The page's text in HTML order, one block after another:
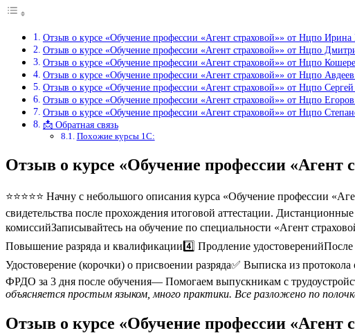
Отзыв о курсе «Обучение профессии «Агент страховой»» от Нцпо Ирина
Отзыв о курсе «Обучение профессии «Агент страховой»» от Нцпо
Отзыв о курсе «Обучение профессии «Агент страховой»» от Нцпо
Отзыв о курсе «Обучение профессии «Агент страховой»» от Нцпо
Отзыв о курсе «Обучение профессии «Агент страховой»» от Нцпо
Отзыв о курсе «Обучение профессии «Агент страховой»» от Нцпо
Отзыв о курсе «Обучение профессии «Агент страховой»» от Нцпо
📩 Обратная связь
Похожие курсы 1С:
Отзыв о курсе «Обучение профессии
⭐⭐⭐⭐⭐ Начну с небольшого описания курса «Обучение профессии
свидетельства после прохождения итоговой аттестации.
комиссийЗаписывайтесь на обучение по специальности «Агент
Повышение разряда и квалификации4️⃣ Продление
Удостоверение (корочки) о присвоении разряда✅ Выписка из
ФРДО за 3 дня после обучения— Помогаем выпускникам с
объясняется простым языком, много практики. Все разложено по
Отзыв о курсе «Обучение профессии «Агент